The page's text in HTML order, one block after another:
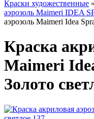
Краски художественные »
аэрозоль Maimeri IDEA
аэрозоль Maimeri Idea
Краска
Maimeri
Золото